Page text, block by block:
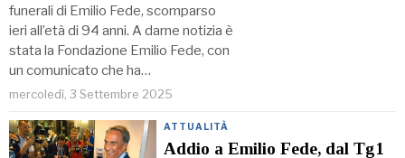
funerali di Emilio Fede, scomparso
ieri all’età di 94 anni. A darne notizia è
stata la Fondazione Emilio Fede, con
un comunicato che ha…
mercoledì, 3 Settembre 2025
ATTUALITÀ
Addio a Emilio Fede, dal Tg1